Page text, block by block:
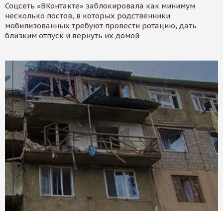
Соцсеть «ВКонтакте» заблокировала как минимум
несколько постов, в которых родственники
мобилизованных требуют провести ротацию, дать
близким отпуск и вернуть их домой